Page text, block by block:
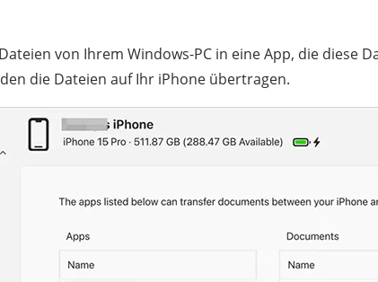
von Ihrem Windows-PC in eine App, die diese
die Dateien auf Ihr iPhone übertragen.